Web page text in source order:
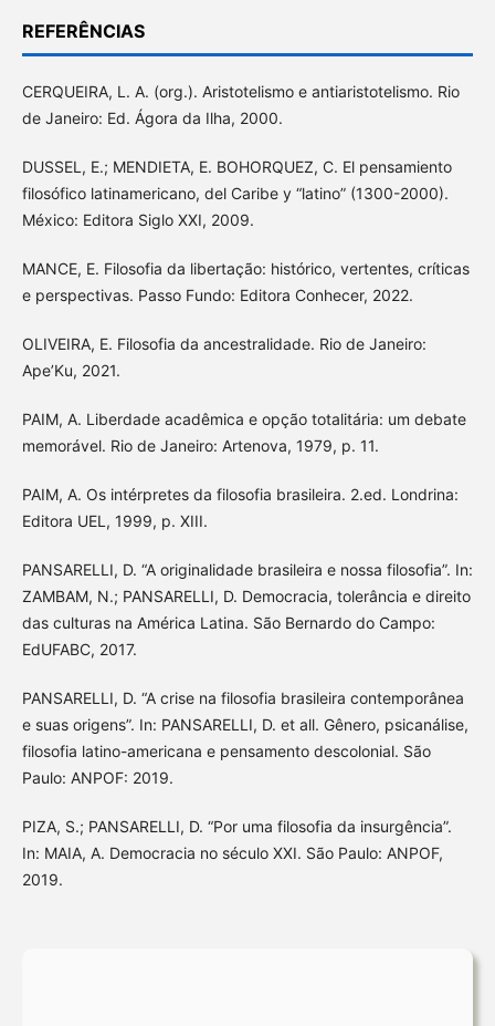
REFERÊNCIAS
CERQUEIRA, L. A. (org.). Aristotelismo e antiaristotelismo. Rio
de Janeiro: Ed. Ágora da Ilha, 2000.
DUSSEL, E.; MENDIETA, E. BOHORQUEZ, C. El pensamiento
filosófico latinamericano, del Caribe y “latino” (1300-2000).
México: Editora Siglo XXI, 2009.
MANCE, E. Filosofia da libertação: histórico, vertentes, críticas
e perspectivas. Passo Fundo: Editora Conhecer, 2022.
OLIVEIRA, E. Filosofia da ancestralidade. Rio de Janeiro:
Ape’Ku, 2021.
PAIM, A. Liberdade acadêmica e opção totalitária: um debate
memorável. Rio de Janeiro: Artenova, 1979, p. 11.
PAIM, A. Os intérpretes da filosofia brasileira. 2.ed. Londrina:
Editora UEL, 1999, p. XIII.
PANSARELLI, D. “A originalidade brasileira e nossa filosofia”. In:
ZAMBAM, N.; PANSARELLI, D. Democracia, tolerância e direito
das culturas na América Latina. São Bernardo do Campo:
EdUFABC, 2017.
PANSARELLI, D. “A crise na filosofia brasileira contemporânea
e suas origens”. In: PANSARELLI, D. et all. Gênero, psicanálise,
filosofia latino-americana e pensamento descolonial. São
Paulo: ANPOF: 2019.
PIZA, S.; PANSARELLI, D. “Por uma filosofia da insurgência”.
In: MAIA, A. Democracia no século XXI. São Paulo: ANPOF,
2019.